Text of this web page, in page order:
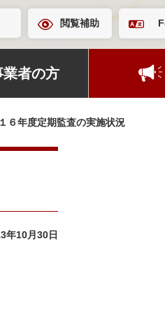
閲覧補助
業者の方
６年度定期監査の実施状況
年10月30日